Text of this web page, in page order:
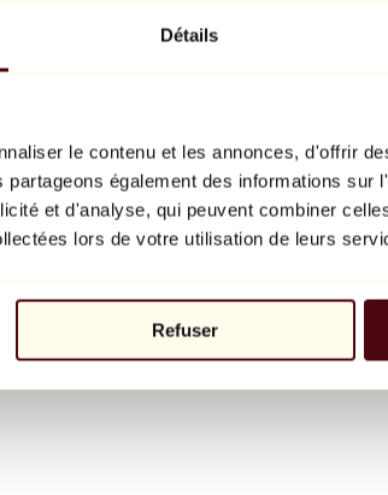
Détails
le contenu et les annonces, d'offrir
également des informations sur
et d'analyse, qui peuvent combiner
lors de votre utilisation de leurs
Refuser